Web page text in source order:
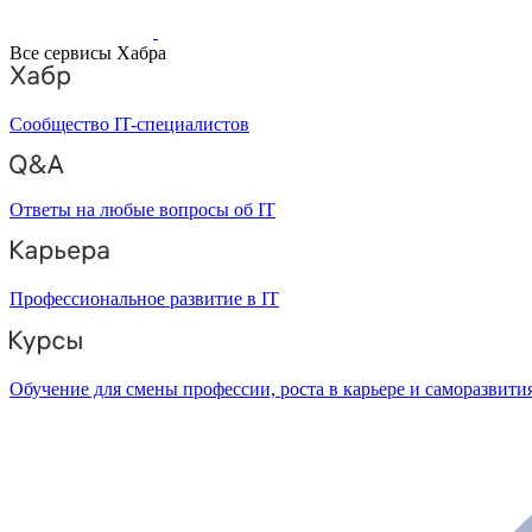
Все сервисы Хабра
Сообщество IT-специалистов
Ответы на любые вопросы об IT
Профессиональное развитие в IT
Обучение для смены профессии, роста в карьере и